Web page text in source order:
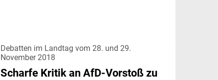
Debatten im Landtag vom 28. und 29.
November 2018
Scharfe Kritik an AfD-Vorstoß zu